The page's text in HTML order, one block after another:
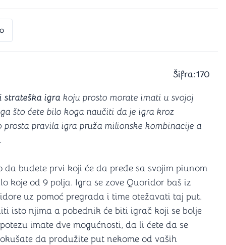
igranje
(za Jamb)
Šifra:170
strateška igra koju prosto morate imati u svojoj
što ćete bilo koga naučiti da je igra kroz
pravila igra pruža milionske kombinacije a
da budete prvi koji će da pređe sa svojim piunom
koje od 9 polja. Igra se zove Quoridor baš iz
uz pomoć pregrada i time otežavati taj put.
isto njima a pobednik će biti igrač koji se bolje
imate dve mogućnosti, da li ćete da se
da produžite put nekome od vaših